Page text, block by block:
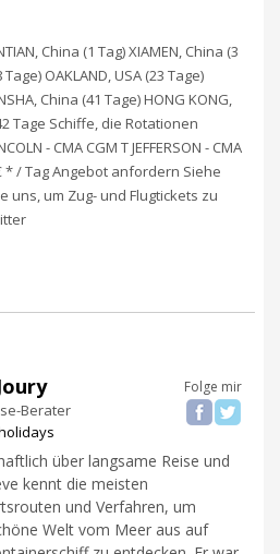
China (1 Tag) XIAMEN, China (3
Tage) OAKLAND, USA (23 Tage)
China (41 Tage) HONG KONG,
Tage Schiffe, die Rotationen
- CMA CGM T JEFFERSON - CMA
* / Tag Angebot anfordern Siehe
uns, um Zug- und Flugtickets zu
Folge mir
Berater
über langsame Reise und
kennt die meisten
und Verfahren, um
Welt vom Meer aus auf